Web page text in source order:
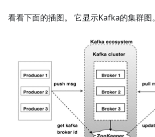
看看下面的插图。 它显示Kafka的集群图。